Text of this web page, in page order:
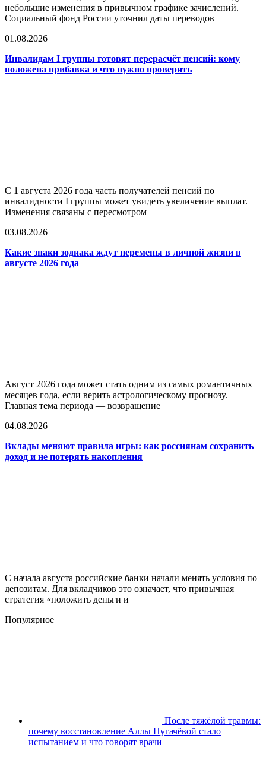
небольшие изменения в привычном графике зачислений.
Социальный фонд России уточнил даты переводов
01.08.2026
Инвалидам I группы готовят перерасчёт пенсий: кому
положена прибавка и что нужно проверить
С 1 августа 2026 года часть получателей пенсий по
инвалидности I группы может увидеть увеличение выплат.
Изменения связаны с пересмотром
03.08.2026
Какие знаки зодиака ждут перемены в личной жизни в
августе 2026 года
Август 2026 года может стать одним из самых романтичных
месяцев года, если верить астрологическому прогнозу.
Главная тема периода — возвращение
04.08.2026
Вклады меняют правила игры: как россиянам сохранить
доход и не потерять накопления
С начала августа российские банки начали менять условия по
депозитам. Для вкладчиков это означает, что привычная
стратегия «положить деньги и
Популярное
После тяжёлой травмы:
почему восстановление Аллы Пугачёвой стало
испытанием и что говорят врачи